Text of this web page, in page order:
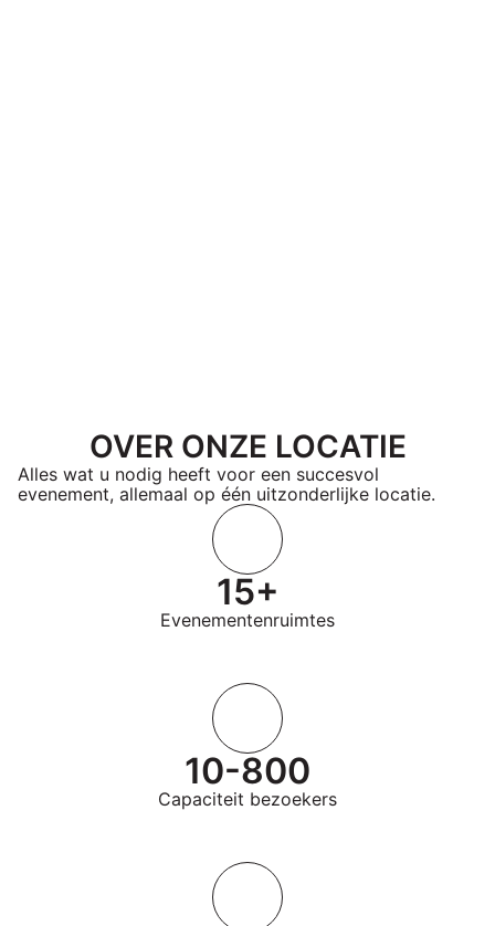
OVER ONZE LOCATIE
Alles wat u nodig heeft voor een succesvol
evenement, allemaal op één uitzonderlijke locatie.
15+
Evenementenruimtes
10-800
Capaciteit bezoekers